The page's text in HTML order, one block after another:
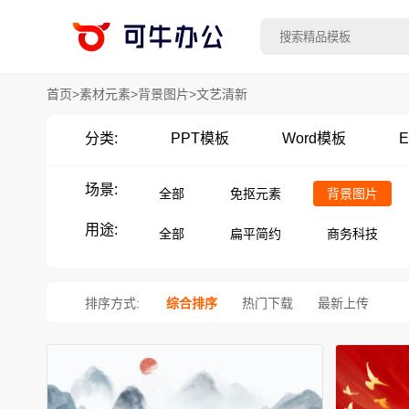
首页>素材元素>背景图片>文艺清新
分类: PPT模板 Word模板
场景: 全部 免抠元素 背景图片
用途: 全部 扁平简约 商务科技
排序方式: 综合排序 热门下载 最新上传